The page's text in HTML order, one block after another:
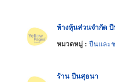
ห้างหุ้นส่วนจำกัด
หมวดหมู่ : ปืนและ
ร้าน ปืนสุธนา